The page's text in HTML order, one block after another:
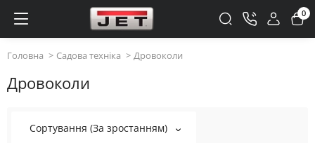
0
Головна Садова техніка Дровоколи
Дровоколи
Сортування (За зростанням)